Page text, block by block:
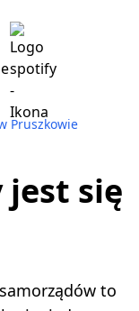
Pruszkowie
jest się
to